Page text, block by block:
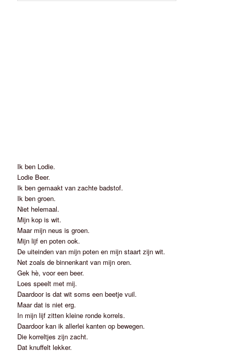
Ik ben Lodie.
Lodie Beer.
Ik ben gemaakt van zachte badstof.
Ik ben groen.
Niet helemaal.
Mijn kop is wit.
Maar mijn neus is groen.
Mijn lijf en poten ook.
De uiteinden van mijn poten en mijn staart zijn wit.
Net zoals de binnenkant van mijn oren.
Gek hè, voor een beer.
Loes speelt met mij.
Daardoor is dat wit soms een beetje vuil.
Maar dat is niet erg.
In mijn lijf zitten kleine ronde korrels.
Daardoor kan ik allerlei kanten op bewegen.
Die korreltjes zijn zacht.
Dat knuffelt lekker.